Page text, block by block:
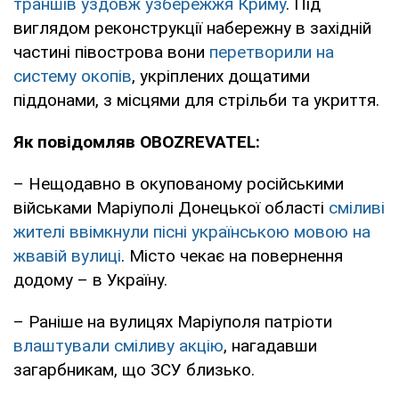
траншів уздовж узбережжя Криму. Під
виглядом реконструкції набережну в західній
частині півострова вони перетворили на
систему окопів, укріплених дощатими
піддонами, з місцями для стрільби та укриття.
Як повідомляв OBOZREVATEL:
– Нещодавно в окупованому російськими
військами Маріуполі Донецької області сміливі
жителі ввімкнули пісні українською мовою на
жвавій вулиці. Місто чекає на повернення
додому – в Україну.
– Раніше на вулицях Маріуполя патріоти
влаштували сміливу акцію, нагадавши
загарбникам, що ЗСУ близько.